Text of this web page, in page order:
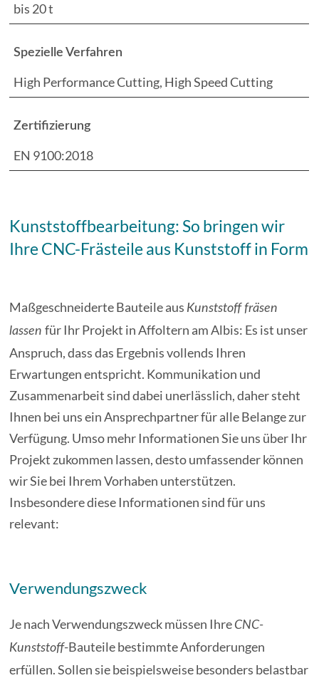
bis 20 t
Spezielle Verfahren
High Performance Cutting, High Speed Cutting
Zertifizierung
EN 9100:2018
Kunststoffbearbeitung: So bringen wir
Ihre CNC-Frästeile aus Kunststoff in Form
Maßgeschneiderte Bauteile aus Kunststoff fräsen
lassenfür Ihr Projekt in Affoltern am Albis: Es ist unser
Anspruch, dass das Ergebnis vollends Ihren
Erwartungen entspricht. Kommunikation und
Zusammenarbeit sind dabei unerlässlich, daher steht
Ihnen bei uns ein Ansprechpartner für alle Belange zur
Verfügung. Umso mehr Informationen Sie uns über Ihr
Projekt zukommen lassen, desto umfassender können
wir Sie bei Ihrem Vorhaben unterstützen.
Insbesondere diese Informationen sind für uns
relevant:
Verwendungszweck
Je nach Verwendungszweck müssen Ihre CNC-
Kunststoff-Bauteile bestimmte Anforderungen
erfüllen. Sollen sie beispielsweise besonders belastbar